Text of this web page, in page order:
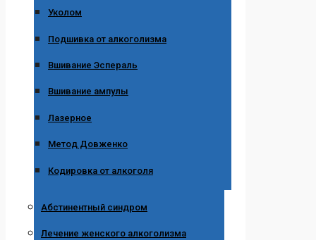
Уколом
Подшивка от алкоголизма
Вшивание Эспераль
Вшивание ампулы
Лазерное
Метод Довженко
Кодировка от алкоголя
Абстинентный синдром
Лечение женского алкоголизма